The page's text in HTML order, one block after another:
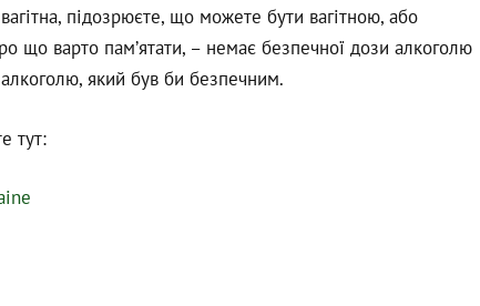
підозрюєте, що можете бути вагітною, або
що варто пам’ятати, – немає безпечної дози алкоголю
який був би безпечним.
тут: